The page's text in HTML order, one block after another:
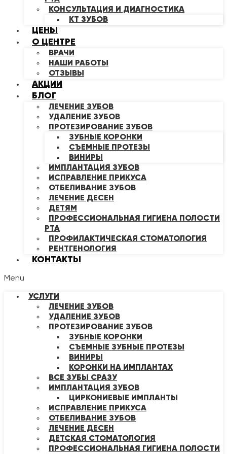
КОНСУЛЬТАЦИЯ И ДИАГНОСТИКА
КТ ЗУБОВ
ЦЕНЫ
О ЦЕНТРЕ
ВРАЧИ
НАШИ РАБОТЫ
ОТЗЫВЫ
АКЦИИ
БЛОГ
ЛЕЧЕНИЕ ЗУБОВ
УДАЛЕНИЕ ЗУБОВ
ПРОТЕЗИРОВАНИЕ ЗУБОВ
ЗУБНЫЕ КОРОНКИ
СЪЕМНЫЕ ПРОТЕЗЫ
ВИНИРЫ
ИМПЛАНТАЦИЯ ЗУБОВ
ИСПРАВЛЕНИЕ ПРИКУСА
ОТБЕЛИВАНИЕ ЗУБОВ
ЛЕЧЕНИЕ ДЕСЕН
ДЕТЯМ
ПРОФЕССИОНАЛЬНАЯ ГИГИЕНА ПОЛОСТИ
РТА
ПРОФИЛАКТИЧЕСКАЯ СТОМАТОЛОГИЯ
РЕНТГЕНОЛОГИЯ
КОНТАКТЫ
Menu
УСЛУГИ
ЛЕЧЕНИЕ ЗУБОВ
УДАЛЕНИЕ ЗУБОВ
ПРОТЕЗИРОВАНИЕ ЗУБОВ
ЗУБНЫЕ КОРОНКИ
СЪЕМНЫЕ ЗУБНЫЕ ПРОТЕЗЫ
ВИНИРЫ
КОРОНКИ НА ИМПЛАНТАХ
ВСЕ ЗУБЫ СРАЗУ
ИМПЛАНТАЦИЯ ЗУБОВ
ЦИРКОНИЕВЫЕ ИМПЛАНТЫ
ИСПРАВЛЕНИЕ ПРИКУСА
ОТБЕЛИВАНИЕ ЗУБОВ
ЛЕЧЕНИЕ ДЕСЕН
ДЕТСКАЯ СТОМАТОЛОГИЯ
ПРОФЕССИОНАЛЬНАЯ ГИГИЕНА ПОЛОСТИ